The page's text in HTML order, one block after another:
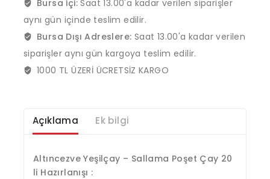
Bursa içi:Saat 13.00'a kadar verilen siparişler
aynı gün içinde teslim edilir.
Bursa Dışı Adreslere: Saat 13.00'a kadar verilen
siparişler aynı gün kargoya teslim edilir.
1000 TL ÜZERİ ÜCRETSİZ KARGO
Açıklama Ek bilgi
Altıncezve Yeşilçay – Sallama Poşet Çay 20
li Hazırlanışı :